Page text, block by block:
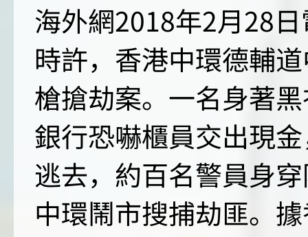
海外網2018年2月28
時許，香港中環德輔
槍搶劫案。一名身著
銀行恐嚇櫃員交出現
逃去，約百名警員身
中環鬧市搜捕劫匪。